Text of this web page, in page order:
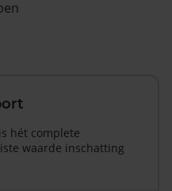
hét complete
waarde inschatting